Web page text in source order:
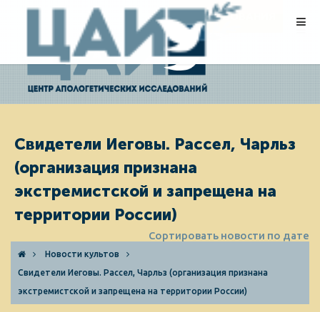
ПОЖЕРТВОВАНИЯ
Свидетели Иеговы. Рассел, Чарльз
(организация признана
экстремистской и запрещена на
территории России)
Сортировать новости по дате
Новости культов
Свидетели Иеговы. Рассел, Чарльз (организация признана
экстремистской и запрещена на территории России)